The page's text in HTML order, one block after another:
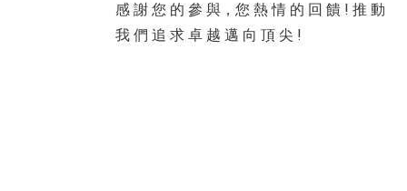
感 謝 您 的 參 與，您 熱 情 的 回 饋 ! 推 動
我 們 追 求 卓 越 邁 向 頂 尖 !